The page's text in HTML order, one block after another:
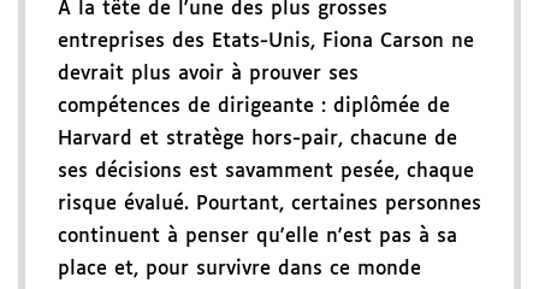
A la tête de l'une des plus grosses
entreprises des Etats-Unis, Fiona Carson ne
devrait plus avoir à prouver ses
compétences de dirigeante : diplômée de
Harvard et stratège hors-pair, chacune de
ses décisions est savamment pesée, chaque
risque évalué. Pourtant, certaines personnes
continuent à penser qu'elle n'est pas à sa
place et, pour survivre dans ce monde